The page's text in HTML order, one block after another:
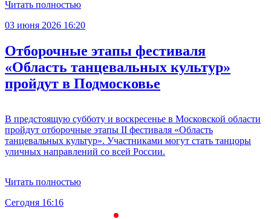
Читать полностью
03 июня 2026 16:20
Отборочные этапы фестиваля
«Область танцевальных культур»
пройдут в Подмосковье
В предстоящую субботу и воскресенье в Московской области
пройдут отборочные этапы II фестиваля «Область
танцевальных культур». Участниками могут стать танцоры
уличных направлений со всей России.
Читать полностью
Сегодня 16:16